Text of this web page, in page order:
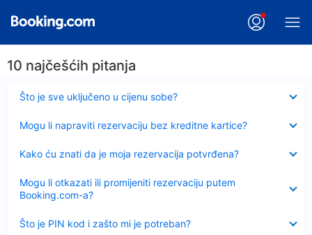
10 najčešćih pitanja
Što je sve uključeno u cijenu sobe?
Sažeto
Mogu li napraviti rezervaciju bez kreditne kartice?
Kako ću znati da je moja rezervacija potvrđena?
Mogu li otkazati ili promijeniti rezervaciju putem
Booking.com-a?
Što je PIN kod i zašto mi je potreban?
Sažeto